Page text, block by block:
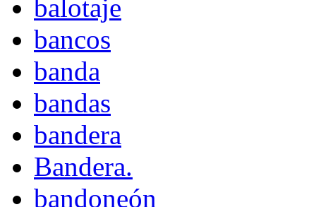
balotaje
bancos
banda
bandas
bandera
Bandera.
bandoneón